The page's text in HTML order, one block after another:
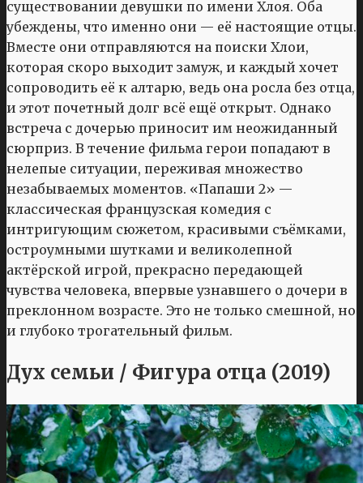
существовании девушки по имени Хлоя. Оба
убеждены, что именно они — её настоящие отцы.
Вместе они отправляются на поиски Хлои,
которая скоро выходит замуж, и каждый хочет
сопроводить её к алтарю, ведь она росла без отца,
и этот почетный долг всё ещё открыт. Однако
встреча с дочерью приносит им неожиданный
сюрприз. В течение фильма герои попадают в
нелепые ситуации, переживая множество
незабываемых моментов. «Папаши 2» —
классическая французская комедия с
интригующим сюжетом, красивыми съёмками,
остроумными шутками и великолепной
актёрской игрой, прекрасно передающей
чувства человека, впервые узнавшего о дочери в
преклонном возрасте. Это не только смешной, но
и глубоко трогательный фильм.
Дух семьи / Фигура отца (2019)